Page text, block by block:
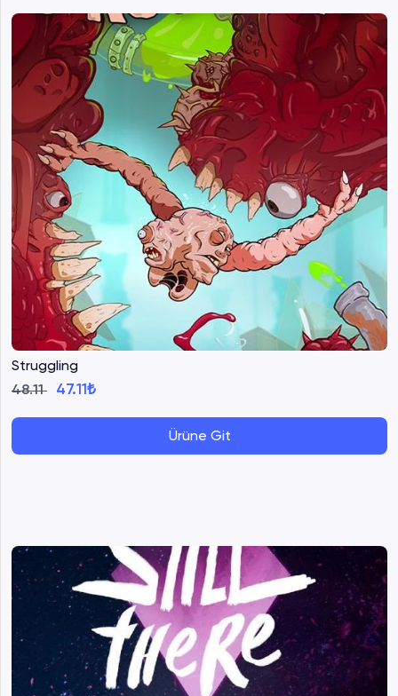
Struggling
48.11 47.11₺
Ürüne Git